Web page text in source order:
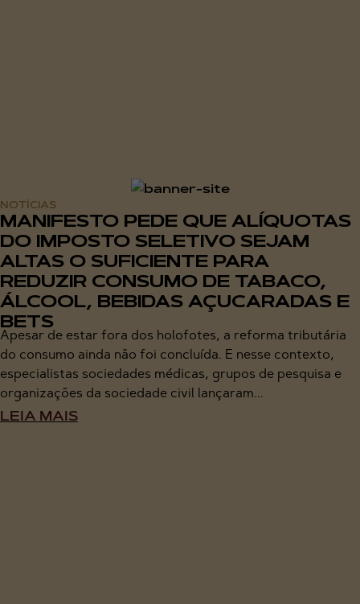
NOTÍCIAS
MANIFESTO PEDE QUE ALÍQUOTAS
DO IMPOSTO SELETIVO SEJAM
ALTAS O SUFICIENTE PARA
REDUZIR CONSUMO DE TABACO,
ÁLCOOL, BEBIDAS AÇUCARADAS E
BETS
Apesar de estar fora dos holofotes, a reforma tributária
do consumo ainda não foi concluída. E nesse contexto,
especialistas sociedades médicas, grupos de pesquisa e
organizações da sociedade civil lançaram...
LEIA MAIS